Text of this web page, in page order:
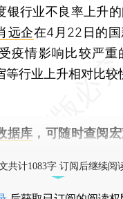
行业不良率上升的
远企在4月22日的
疫情影响比较严重
等行业上升相对比较
据库 ，可随时查阅
共计1083字 订阅后继续阅